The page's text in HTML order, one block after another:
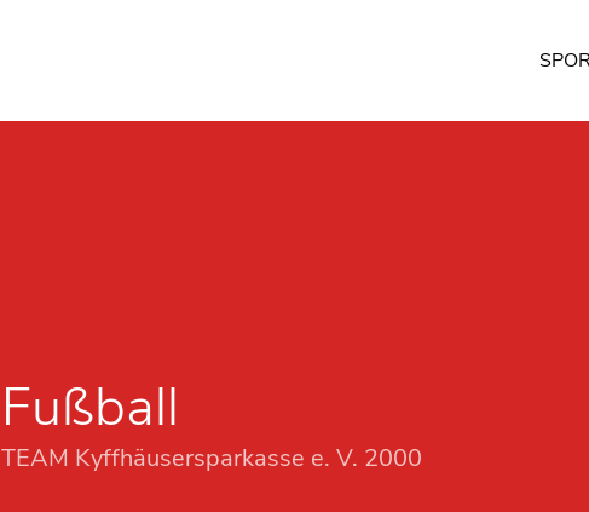
Fußball
TEAM Kyffhäusersparkasse e. V. 2000